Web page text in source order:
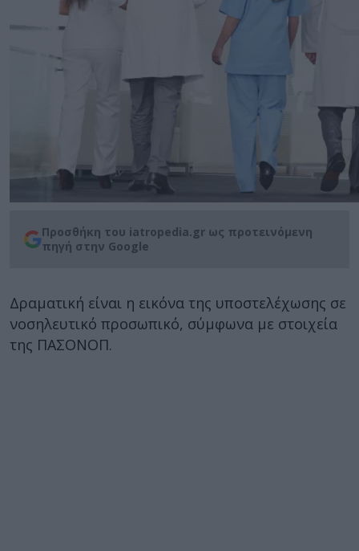
Προσθήκη του iatropedia.gr ως προτεινόμενη
πηγή στην Google
Δραματική είναι η εικόνα της υποστελέχωσης σε
νοσηλευτικό προσωπικό, σύμφωνα με στοιχεία
της ΠΑΣΟΝΟΠ.